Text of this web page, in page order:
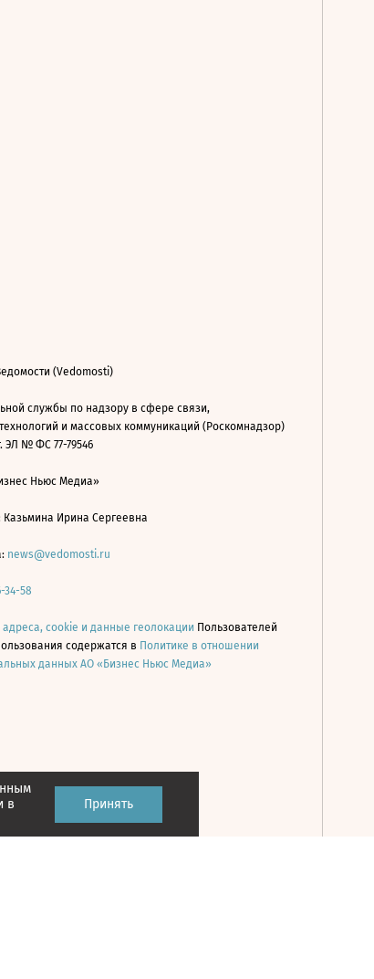
в
Принять
(Vedomosti)
службы по надзору в сфере связи,
и массовых коммуникаций (Роскомнадзор)
ЭЛ № ФС 77-79546
Ньюс Медиа»
Казьмина Ирина Сергеевна
news@vedomosti.ru
34-58
адреса, cookie и данные геолокации Пользователей
содержатся в Политике в отношении
данных АО «Бизнес Ньюс Медиа»